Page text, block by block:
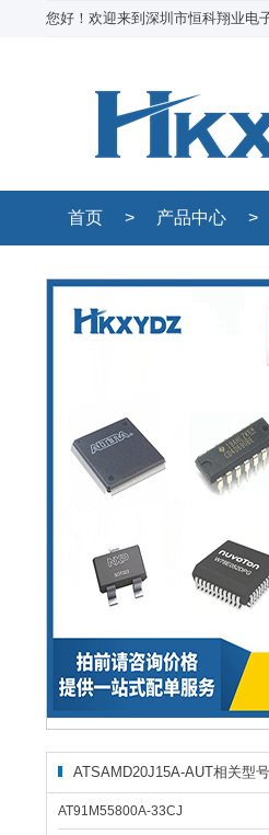
您好！欢迎来到深圳市恒科翔业电
首页 > 产品中心 >
ATSAMD20J15A-AUT相关型号
AT91M55800A-33CJ